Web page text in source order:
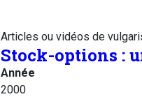
Articles ou vidéos de
Stock-options :
Année
2000